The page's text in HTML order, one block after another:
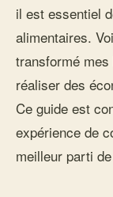
il est essentiel
alimentaires.
transformé mes
réaliser des
Ce guide est
expérience de
meilleur parti